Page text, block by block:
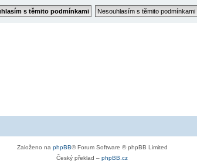
Založeno na phpBB® Forum Software © phpBB Limited
Český překlad – phpBB.cz